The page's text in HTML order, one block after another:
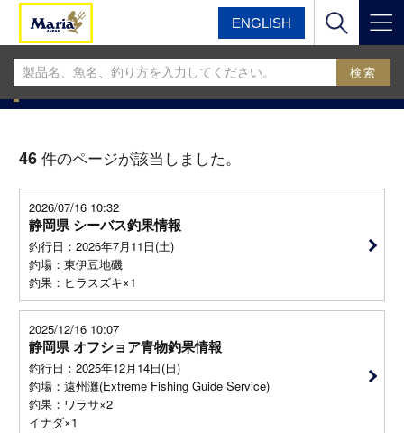
ENGLISH
マリア マリア釣果情報BLOG
マリア釣果情報BLOG
46 件のページが該当しました。
2026/07/16 10:32
静岡県 シーバス釣果情報
釣行日：2026年7月11日(土)
釣場：東伊豆地磯
釣果：ヒラスズキ×1
2025/12/16 10:07
静岡県 オフショア青物釣果情報
釣行日：2025年12月14日(日)
釣場：遠州灘(Extreme Fishing Guide Service)
釣果：ワラサ×2
イナダ×1